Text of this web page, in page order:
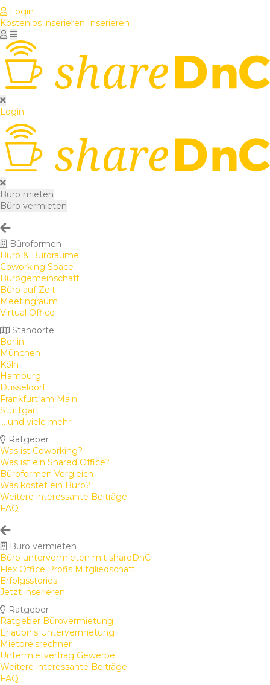
Login
Kostenlos inserieren Inserieren
Login
Büro mieten
Büro vermieten
Büroformen
Büro & Büroräume
Coworking Space
Bürogemeinschaft
Büro auf Zeit
Meetingraum
Virtual Office
Standorte
Berlin
München
Köln
Hamburg
Düsseldorf
Frankfurt am Main
Stuttgart
... und viele mehr
Ratgeber
Was ist Coworking?
Was ist ein Shared Office?
Büroformen Vergleich
Was kostet ein Büro?
Weitere interessante Beiträge
FAQ
Büro vermieten
Büro untervermieten mit shareDnC
Flex Office Profis Mitgliedschaft
Erfolgsstories
Jetzt inserieren
Ratgeber
Ratgeber Bürovermietung
Erlaubnis Untervermietung
Mietpreisrechner
Untermietvertrag Gewerbe
Weitere interessante Beiträge
FAQ